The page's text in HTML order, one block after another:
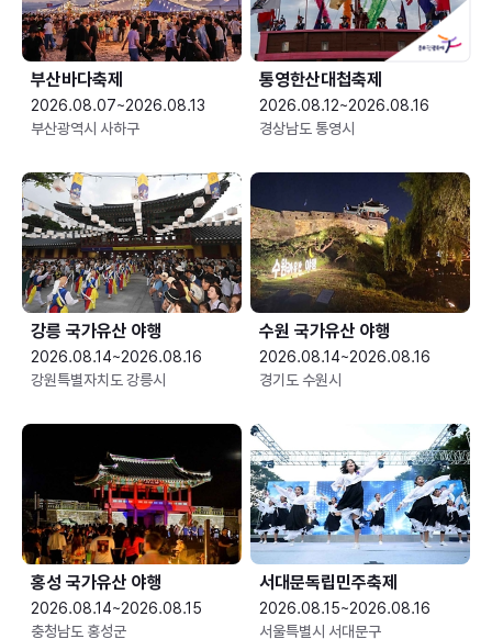
부산바다축제
2026.08.07~2026.08.13
부산광역시 사하구
통영한산대첩축제
2026.08.12~2026.08.16
경상남도 통영시
강릉 국가유산 야행
2026.08.14~2026.08.16
강원특별자치도 강릉시
수원 국가유산 야행
2026.08.14~2026.08.16
경기도 수원시
홍성 국가유산 야행
2026.08.14~2026.08.15
충청남도 홍성군
서대문독립민주축제
2026.08.15~2026.08.16
서울특별시 서대문구